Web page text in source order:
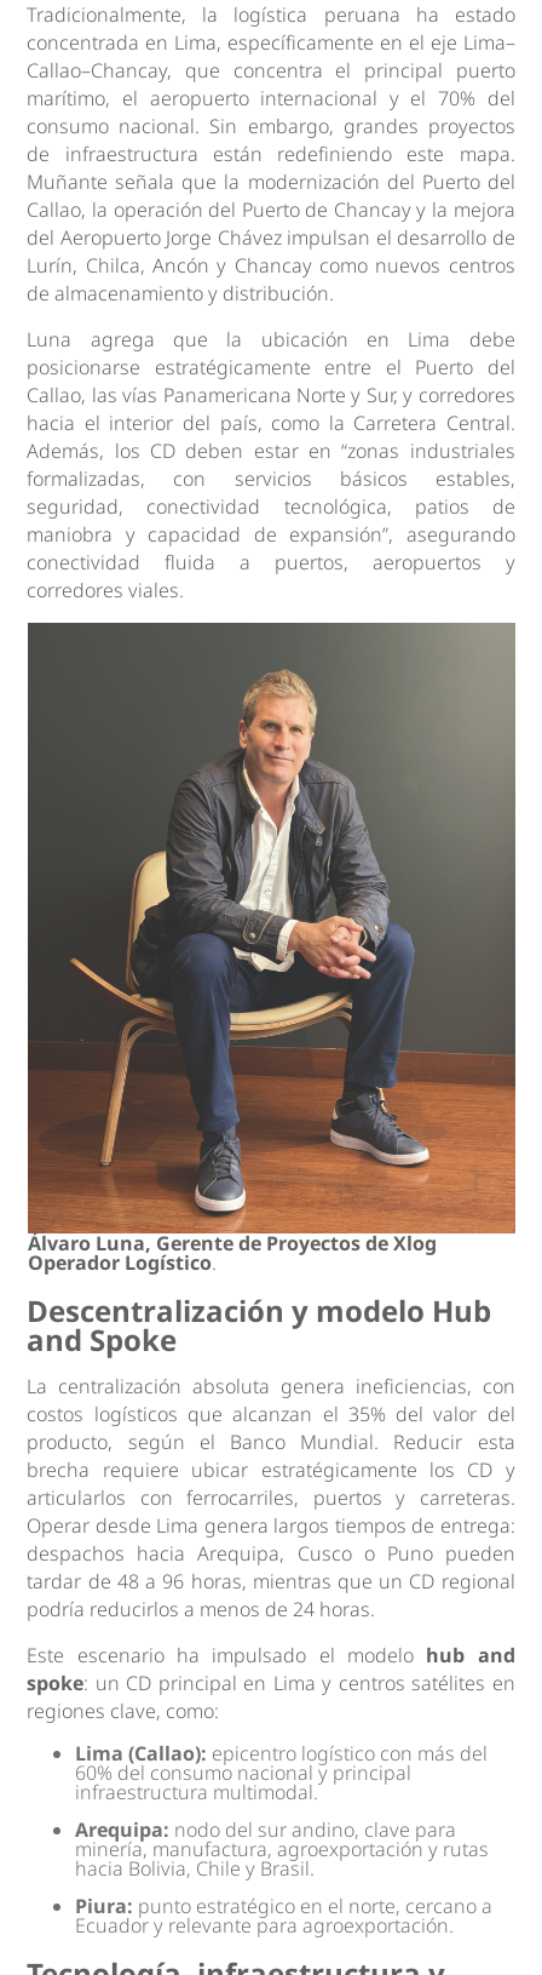
Tradicionalmente, la logística peruana ha estado
concentrada en Lima, específicamente en el eje Lima–
Callao–Chancay, que concentra el principal puerto
marítimo, el aeropuerto internacional y el 70% del
consumo nacional. Sin embargo, grandes proyectos
de infraestructura están redefiniendo este mapa.
Muñante señala que la modernización del Puerto del
Callao, la operación del Puerto de Chancay y la mejora
del Aeropuerto Jorge Chávez impulsan el desarrollo de
Lurín, Chilca, Ancón y Chancay como nuevos centros
de almacenamiento y distribución.
Luna agrega que la ubicación en Lima debe
posicionarse estratégicamente entre el Puerto del
Callao, las vías Panamericana Norte y Sur, y corredores
hacia el interior del país, como la Carretera Central.
Además, los CD deben estar en “zonas industriales
formalizadas, con servicios básicos estables,
seguridad, conectividad tecnológica, patios de
maniobra y capacidad de expansión”, asegurando
conectividad fluida a puertos, aeropuertos y
corredores viales.
Álvaro Luna, Gerente de Proyectos de Xlog
Operador Logístico.
Descentralización y modelo Hub
and Spoke
La centralización absoluta genera ineficiencias, con
costos logísticos que alcanzan el 35% del valor del
producto, según el Banco Mundial. Reducir esta
brecha requiere ubicar estratégicamente los CD y
articularlos con ferrocarriles, puertos y carreteras.
Operar desde Lima genera largos tiempos de entrega:
despachos hacia Arequipa, Cusco o Puno pueden
tardar de 48 a 96 horas, mientras que un CD regional
podría reducirlos a menos de 24 horas.
Este escenario ha impulsado el modelo hub and
spoke: un CD principal en Lima y centros satélites en
regiones clave, como:
Lima (Callao): epicentro logístico con más del
60% del consumo nacional y principal
infraestructura multimodal.
Arequipa: nodo del sur andino, clave para
minería, manufactura, agroexportación y rutas
hacia Bolivia, Chile y Brasil.
Piura: punto estratégico en el norte, cercano a
Ecuador y relevante para agroexportación.